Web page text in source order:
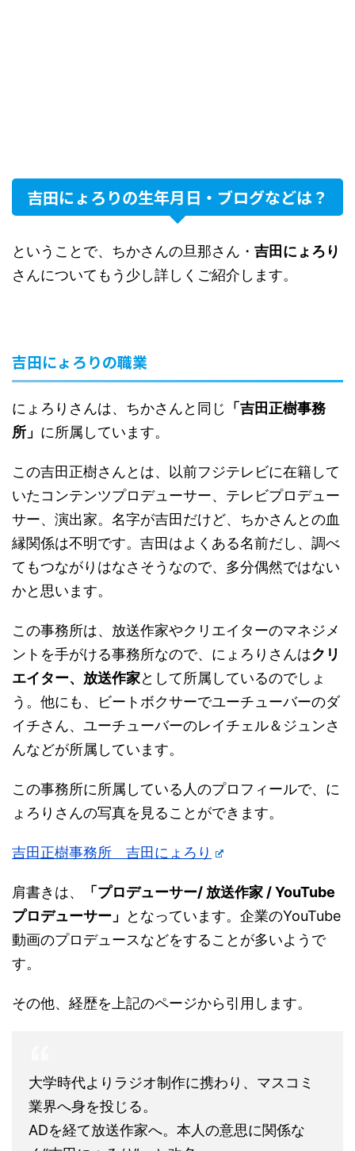
吉田にょろりの生年月日・ブログなどは？
ということで、ちかさんの旦那さん・ 吉田にょろり
さんについてもう少し詳しくご紹介します。
吉田にょろりの職業
にょろりさんは、ちかさんと同じ 「吉田正樹事務
所」 に所属しています。
この吉田正樹さんとは、以前フジテレビに在籍して
いたコンテンツプロデューサー、テレビプロデュー
サー、演出家。名字が吉田だけど、ちかさんとの血
縁関係は不明です。吉田はよくある名前だし、調べ
てもつながりはなさそうなので、多分偶然ではない
かと思います。
この事務所は、放送作家やクリエイターのマネジメ
ントを手がける事務所なので、にょろりさんはクリ
エイター、放送作家として所属しているのでしょ
う。他にも、ビートボクサーでユーチューバーのダ
イチさん、ユーチューバーのレイチェル＆ジュンさ
んなどが所属しています。
この事務所に所属している人のプロフィールで、に
ょろりさんの写真を見ることができます。
吉田正樹事務所 吉田にょろり
肩書きは、
「プロデューサー/ 放送作家 / YouTube
プロデューサー」
となっています。企業のYouTube
動画のプロデュースなどをすることが多いようで
す。
その他、経歴を上記のページから引用します。
大学時代よりラジオ制作に携わり、マスコミ
業界へ身を投じる。
ADを経て放送作家へ。本人の意思に関係な